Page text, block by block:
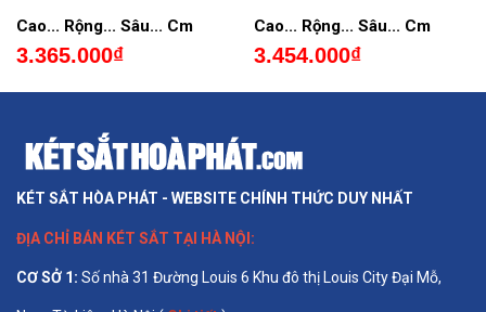
Cao... Rộng... Sâu... Cm
3.365.000₫
Cao... Rộng... Sâu... Cm
3.454.000₫
KÉT SẮT HÒA PHÁT - WEBSITE CHÍNH THỨC DUY NHẤT
ĐỊA CHỈ BÁN KÉT SẮT TẠI HÀ NỘI :
CƠ SỞ 1: Số nhà 31 Đường Louis 6 Khu đô thị Louis City Đại Mỗ,